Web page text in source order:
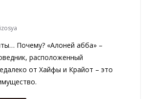
Почему? «Алоней абба» –
расположенный
от Хайфы и Крайот – это